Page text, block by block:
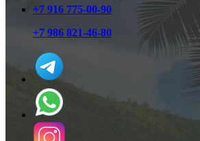
+7 916 775-00-90
+7 986 821-46-80